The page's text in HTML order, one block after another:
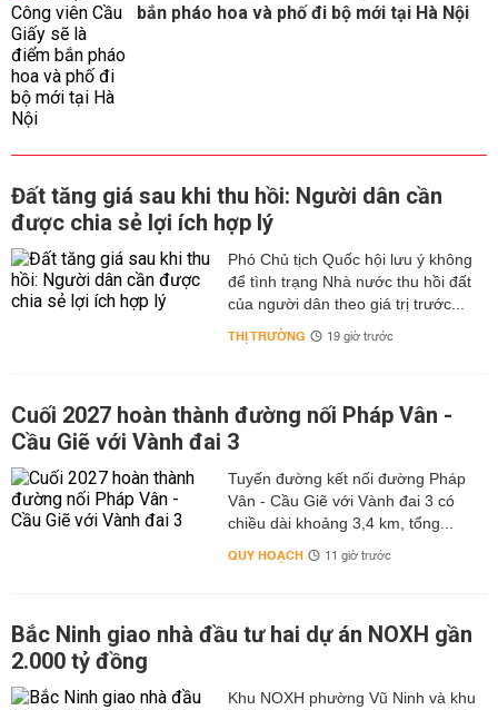
bắn pháo hoa và phố đi bộ mới tại Hà Nội
Đất tăng giá sau khi thu hồi: Người dân cần
được chia sẻ lợi ích hợp lý
Phó Chủ tịch Quốc hội lưu ý không
để tình trạng Nhà nước thu hồi đất
của người dân theo giá trị trước...
THỊ TRƯỜNG 19 giờ trước
Cuối 2027 hoàn thành đường nối Pháp Vân -
Cầu Giẽ với Vành đai 3
Tuyến đường kết nối đường Pháp
Vân - Cầu Giẽ với Vành đai 3 có
chiều dài khoảng 3,4 km, tổng...
QUY HOẠCH 11 giờ trước
Bắc Ninh giao nhà đầu tư hai dự án NOXH gần
2.000 tỷ đồng
Khu NOXH phường Vũ Ninh và khu